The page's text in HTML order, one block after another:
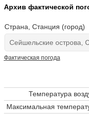
Архив фактической
Страна, Станция (город)
Фактическая погода
Температура
Максимальная